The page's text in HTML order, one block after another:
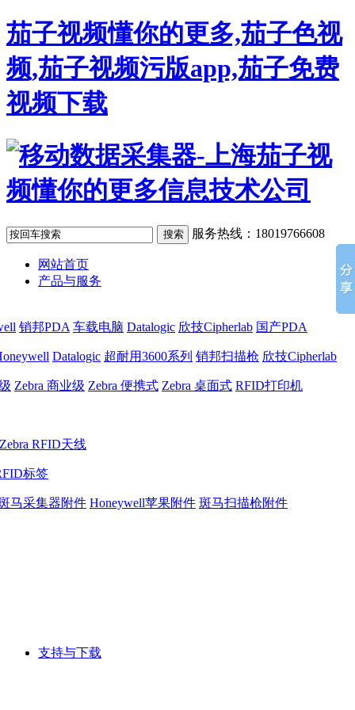
茄子视频懂你的更多,茄子色视
频,茄子视频污版app,茄子免费
视频下载
服务热线：18019766608
网站首页
产品与服务
销邦PDA 车载电脑 Datalogic 欣技Cipherlab 国产PDA
Datalogic 超耐用3600系列 销邦扫描枪 欣技Cipherlab
Zebra 商业级 Zebra 便携式 Zebra 桌面式 RFID打印机
Zebra RFID天线
标签
马采集器附件 Honeywell苹果附件 斑马扫描枪附件
支持与下载